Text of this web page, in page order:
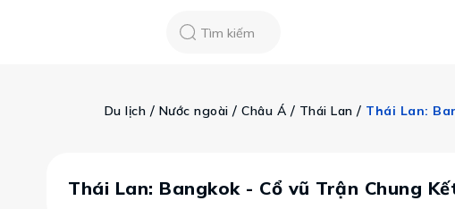
Tìm kiếm
Tin tức
Du lịch / Nước ngoài / Châu Á / Thái Lan / Thái Lan:
Thái Lan: Bangkok - Cổ vũ Trận Chung